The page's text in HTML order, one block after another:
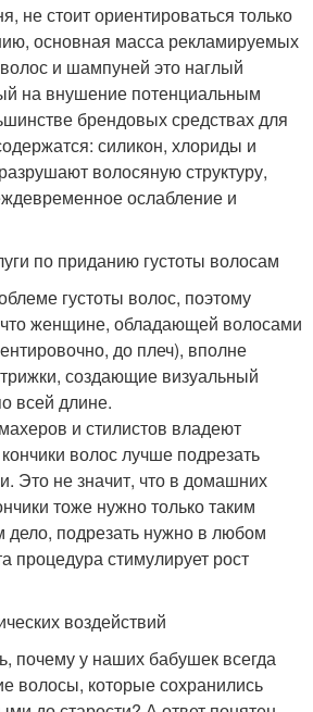
не стоит ориентироваться только
основная масса рекламируемых
и шампуней это наглый
на внушение потенциальным
брендовых средствах для
силикон, хлориды и
волосяную структуру,
ослабление и
по приданию густоты волосам
густоты волос, поэтому
что женщине, обладающей волосами
до плеч), вполне
создающие визуальный
всей длине.
и стилистов владеют
волос лучше подрезать
Это не значит, что в домашних
тоже нужно только таким
подрезать нужно в любом
процедура стимулирует рост
воздействий
почему у наших бабушек всегда
волосы, которые сохранились